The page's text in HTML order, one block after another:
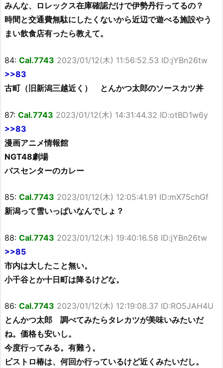
みんな、ロレックス在庫確認だけで伊勢丹行ってるの？
時間と交通費無駄にしたくないから近辺で遊べる施設やう
まい飲食店有ったら教えて。
84: Cal.7743 2023/01/12(木) 11:56:52.53 ID:jYBn26tw
>>83
古町（旧新潟三越近く） とんかつ太郎のソースカツ丼
87: Cal.7743 2023/01/12(木) 14:31:44.32 ID:otBD1w6y
>>83
漫画アニメ情報館
NGT48劇場
バスセンターのカレー
85: Cal.7743 2023/01/12(木) 12:05:41.91 ID:mX75chGf
新潟って雪いっぱいなんでしょ？
88: Cal.7743 2023/01/12(木) 19:40:16.58 ID:jYBn26tw
>>85
市内は大したこと無い。
小千谷とか十日町は降るけどな。
86: Cal.7743 2023/01/12(木) 12:19:08.37 ID:RO5JAH4U
とんかつ太郎 調べてみたらタレカツが美味いみたいだ
ね。価格も安いし。
今度行ってみる。有難う。
ビストロ椿は、何回か行っているけど近くみたいだし。